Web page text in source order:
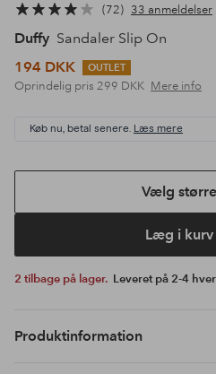
72 33 anmeldelser
Duffy Sandaler Slip On
194 DKK
OUTLET
Oprindelig pris 299 DKK Mere info
Køb nu, betal senere. Læs mere
Vælg
Læg i kurv
2 tilbage på lager. Leveret på 2-4
Produktinformation